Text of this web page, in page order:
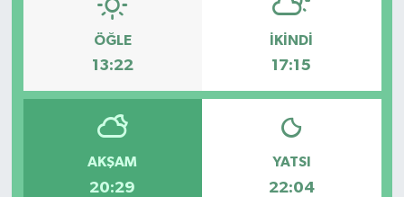
ÖĞLE
13:22
İKINDI
17:15
AKŞAM
20:29
YATSI
22:04